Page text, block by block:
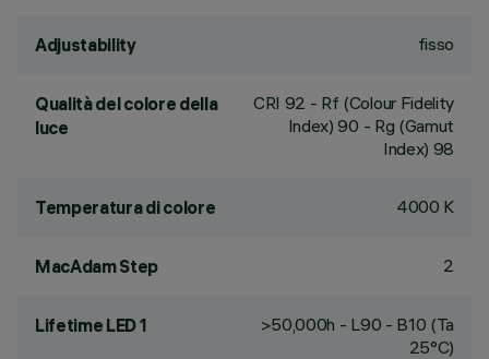
Adjustability fisso
Qualità del colore della
luce
CRI 92 - Rf (Colour Fidelity
Index) 90 - Rg (Gamut
Index) 98
Temperatura di colore 4000 K
MacAdam Step 2
Lifetime LED 1
>50,000h - L90 - B10 (Ta
25°C)